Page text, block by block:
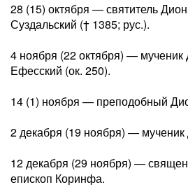
28 (15) октября — святитель
Суздальский († 1385; рус.).
4 ноября (22 октября) — мученик
Ефесский (ок. 250).
14 (1) ноября — преподобный
2 декабря (19 ноября) — мученик
12 декабря (29 ноября) —
епископ Коринфа.